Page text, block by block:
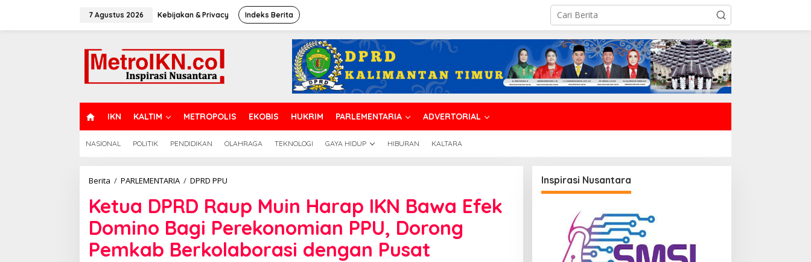
7 Agustus 2026 Kebijakan & Privacy Indeks Berita
O
M
IKN KALTIM METROPOLIS EKOBIS HUKRIM PARLEMENTARIA ADVERTORIAL
NASIONAL POLITIK PENDIDIKAN OLAHRAGA TEKNOLOGI GAYA HIDUP HIBURAN KALTARA
Berita / PARLEMENTARIA / DPRD PPU
Raup
Muin
Harap
IKN
Bawa
Efek
Ketua DPRD Raup Muin Harap IKN Bawa Efek
Domino Bagi Perekonomian PPU, Dorong
Pemkab Berkolaborasi dengan Pusat
Inspirasi Nusantara